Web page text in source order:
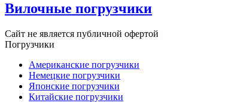
Вилочные погрузчики
Сайт не является публичной офертой
Погрузчики
Американские погрузчики
Немецкие погрузчики
Японские погрузчики
Китайские погрузчики